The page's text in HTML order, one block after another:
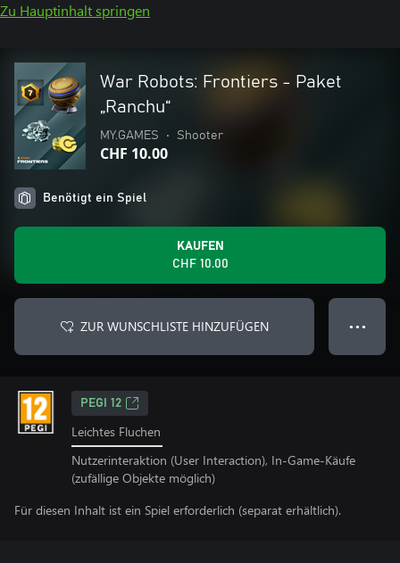
Zu Hauptinhalt springen
War Robots: Frontiers - Paket
„Ranchu“
MY.GAMES • Shooter
CHF 10.00
Benötigt ein Spiel
KAUFEN
CHF 10.00
ZUR WUNSCHLISTE HINZUFÜGEN ● ● ●
PEGI 12
Leichtes Fluchen
Nutzerinteraktion (User Interaction), In-Game-Käufe
(zufällige Objekte möglich)
Für diesen Inhalt ist ein Spiel erforderlich (separat erhältlich).